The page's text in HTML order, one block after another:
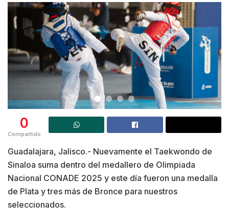
0
Compartido
Guadalajara, Jalisco.- Nuevamente el Taekwondo de
Sinaloa suma dentro del medallero de Olimpiada
Nacional CONADE 2025 y este día fueron una medalla
de Plata y tres más de Bronce para nuestros
seleccionados.